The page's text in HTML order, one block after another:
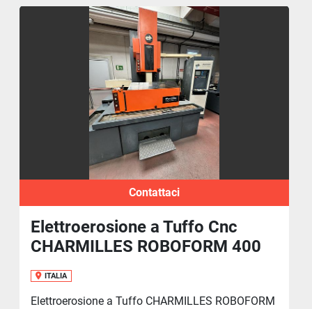
Contattaci
Elettroerosione a Tuffo Cnc
CHARMILLES ROBOFORM 400
ITALIA
Elettroerosione a Tuffo CHARMILLES ROBOFORM